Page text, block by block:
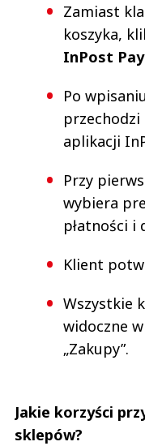
Zamiast
koszyka,
InPost
Po
aplikacji
Przy
wybiera
płatności i
Klient
Wszystkie
widoczne
„Zakupy”.
Jakie korzyści
sklepów?